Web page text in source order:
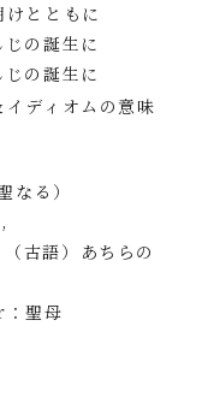
とともに
の誕生に
の誕生に
ディオムの意味
る）
古語）あちらの
聖母